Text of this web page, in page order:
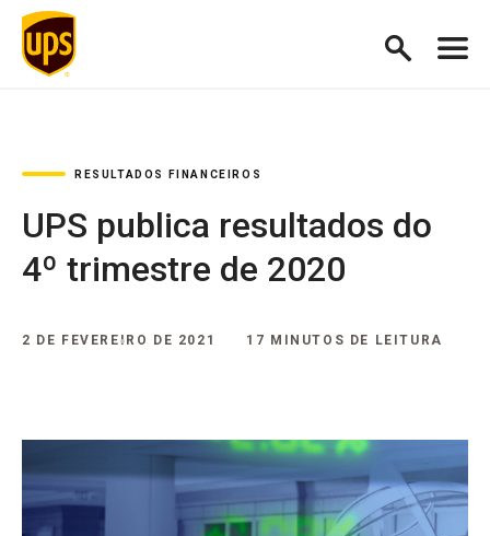
RESULTADOS FINANCEIROS
UPS publica resultados do
4º trimestre de 2020
2 DE FEVEREIRO DE 2021 17 MINUTOS DE LEITURA